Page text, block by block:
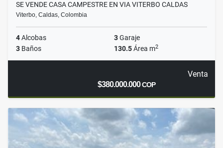
SE VENDE CASA CAMPESTRE EN VIA VITERBO CALDAS
Viterbo, Caldas, Colombia
4Alcobas 3Garaje
3 Baños 130.5Área m2
Venta
$380.000.000COP